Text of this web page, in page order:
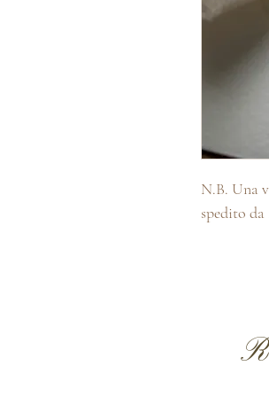
N.B. Una
spedito